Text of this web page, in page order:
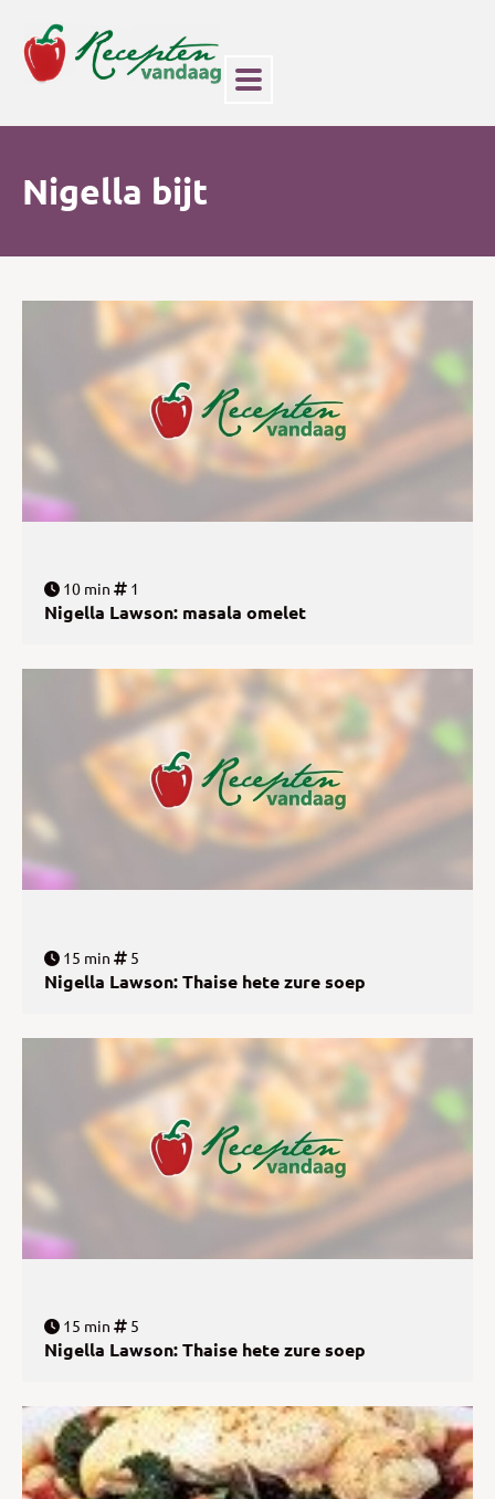
Nigella bijt
10 min 1
Nigella Lawson: masala omelet
15 min 5
Nigella Lawson: Thaise hete zure soep
15 min 5
Nigella Lawson: Thaise hete zure soep